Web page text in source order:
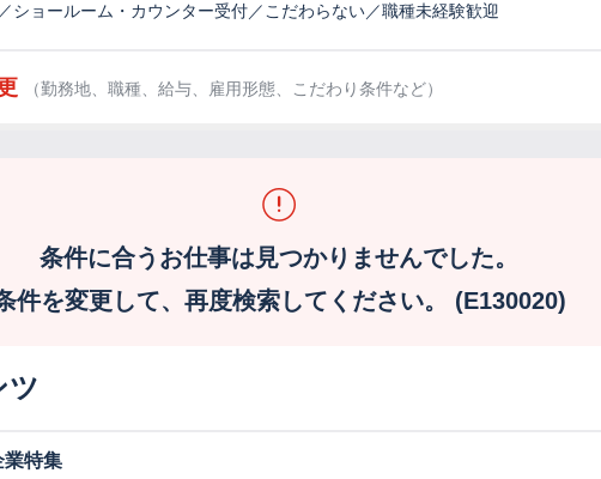
ショールーム・カウンター受付／こだわらない／職種未経験歓迎
（勤務地、職種、給与、雇用形態、こだわり条件など）
条件に合うお仕事は見つかりませんでした。
件を変更して、再度検索してください。 (E130020)
ツ
業特集